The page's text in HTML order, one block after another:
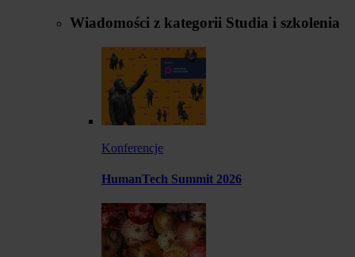
Wiadomości z kategorii Studia i szkolenia
Konferencje
HumanTech Summit 2026